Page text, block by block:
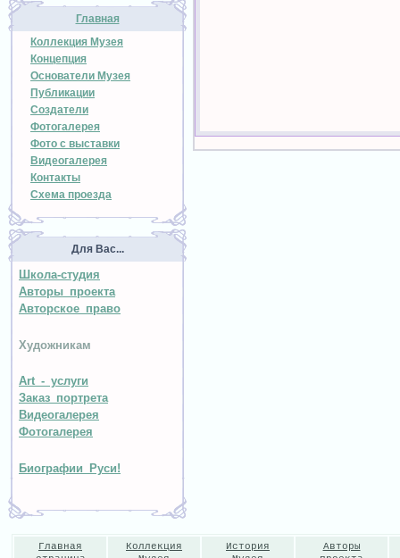
Главная
Коллекция Музея
Концепция
Основатели Музея
Публикации
Создатели
Фотогалерея
Фото с выставки
Видеогалерея
Контакты
Схема проезда
Для Вас...
Школа-студия
Авторы проекта
Авторское право
Художникам
Art - услуги
Заказ портрета
Видеогалерея
Фотогалерея
Биографии Руси!
Главная
Коллекция
История
Авторы